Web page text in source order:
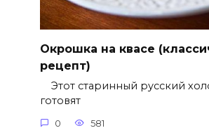
Окрошка на квасе
рецепт)
Этот старинный русский
готовят
0 581